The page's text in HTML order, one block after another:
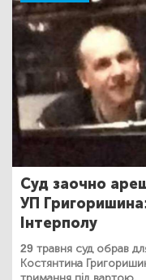
Суд заочно
УП
Інтерполу
29 травня суд обрав
Костянтина